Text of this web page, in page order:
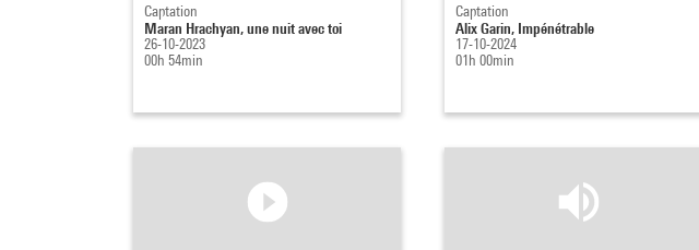
Captation
Maran Hrachyan, une nuit avec toi
26-10-2023
00h 54min
Captation
Alix Garin, Impénétrable
17-10-2024
01h 00min